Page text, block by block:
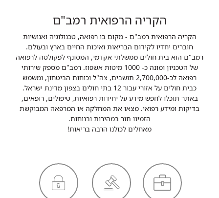
הקריה הרפואית רמב"ם
הקריה הרפואית רמב"ם - מקום בו רפואה, טכנולוגיה ואנושיות
חוברים יחדיו לקידום הבריאות ואיכות החיים בארץ ובעולם.
רמב"ם הוא בית חולים ממשלתי אקדמי, המסונף לפקולטה לרפואה
של הטכניון ומונה כ- 1000 מיטות אשפוז. רמב"ם מספק שירותי
רפואה לכ-2,700,000 תושבים, צה"ל וכוחות הביטחון, ומשמש
כבית חולים על אזורי עבור 12 בתי חולים בצפון מדינת ישראל.
באתר תוכלו לחפש מידע על יחידות רפואיות, טיפולים, רופאים,
בדיקות ומידע רפואי. מצאו את המחלקה או המרפאה המבוקשת
הזמינו תור במהירות ובנוחות.
מאחלים לכולנו הרבה בריאות!